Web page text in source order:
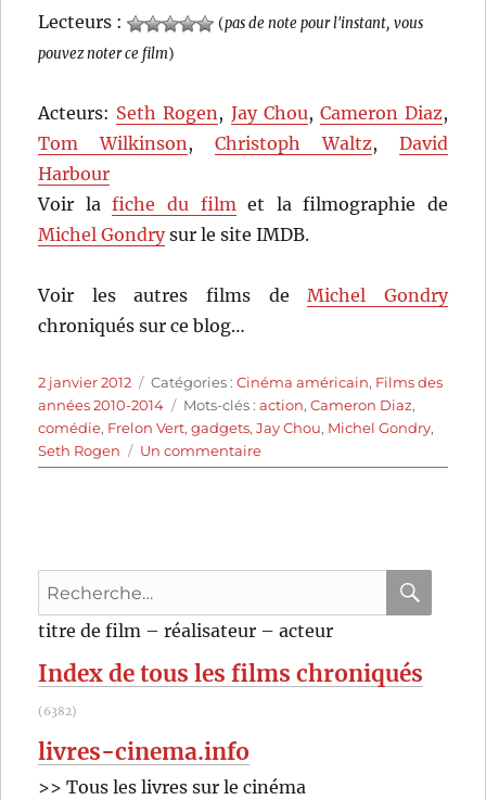
Lecteurs : (pas de note pour l'instant, vous
pouvez noter ce film)
Acteurs: Seth Rogen, Jay Chou, Cameron Diaz,
Tom Wilkinson,Christoph Waltz, David
Harbour
Voir lafiche du filmet la filmographie de
Michel Gondrysur le site IMDB.
Voir les autres films deMichel Gondry
chroniqués sur ce blog…
Publié
le
2 janvier 2012 Catégories
Catégories :Cinéma américain, Films des
années 2010-2014
Étiquettes
Mots-clés :action,Cameron Diaz,
comédie, Frelon Vert,gadgets,Jay Chou, Michel Gondry,
Seth Rogen
Un commentairesur
The
Recherche
pour
titre de film – réalisateur – acteur
Index de tous les films chroniqués
(6382)
livres-cinema.info
>> Tous les livres sur le cinéma